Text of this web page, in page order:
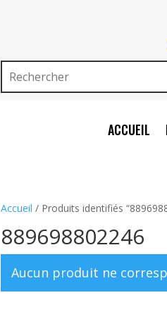
ACCUEIL
Accueil / Produits identifiés
889698802246
Aucun produit ne